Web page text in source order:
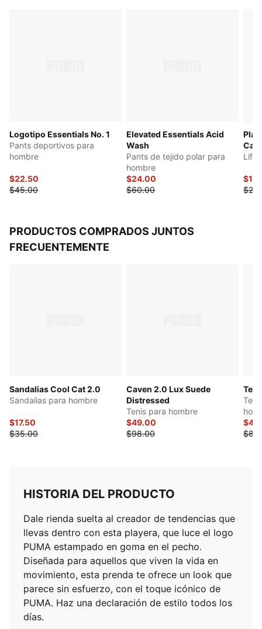
Logotipo Essentials No. 1
Pants deportivos para
hombre
$22.50
$45.00
Elevated Essentials Acid
Wash
Pants de tejido polar para
hombre
$24.00
$60.00
Cat
PRODUCTOS COMPRADOS JUNTOS
FRECUENTEMENTE
Sandalias Cool Cat 2.0
Sandalias para hombre
$17.50
$35.00
Caven 2.0 Lux Suede
Distressed
Tenis para hombre
$49.00
$98.00
HISTORIA DEL PRODUCTO
Dale rienda suelta al creador de tendencias que
llevas dentro con esta playera, que luce el logo
PUMA estampado en goma en el pecho.
Diseñada para aquellos que viven la vida en
movimiento, esta prenda te ofrece un look que
parece sin esfuerzo, con el toque icónico de
PUMA. Haz una declaración de estilo todos los
días.